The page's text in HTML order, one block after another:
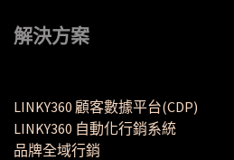
解決方案
LINKY360 顧客數據平台(CDP)
LINKY360 自動化行銷系統
品牌全域行銷